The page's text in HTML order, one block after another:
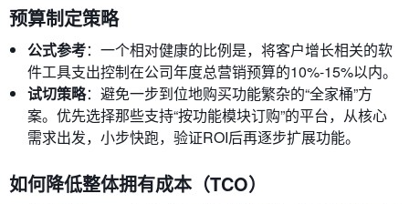
预算制定策略
公式参考：一个相对健康的比例是，将客户增长相关的软
件工具支出控制在公司年度总营销预算的10%-15%以内。
试切策略：避免一步到位地购买功能繁杂的“全家桶”方
案。优先选择那些支持“按功能模块订购”的平台，从核心
需求出发，小步快跑，验证ROI后再逐步扩展功能。
如何降低整体拥有成本（TCO）